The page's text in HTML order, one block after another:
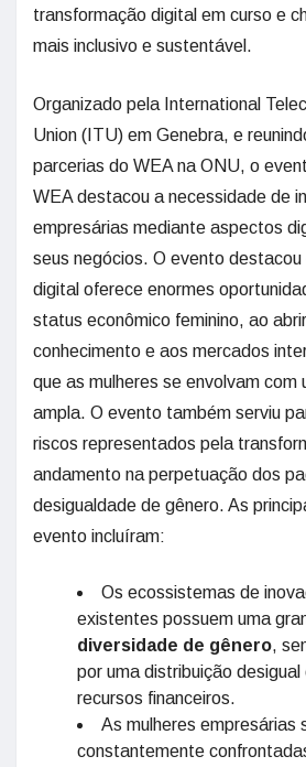
transformação digital em curso e
mais inclusivo e sustentável.
Organizado pela International
Union (ITU) em Genebra, e
parcerias do WEA na ONU, o
WEA destacou a necessidade de
empresárias mediante aspectos
seus negócios. O evento
digital oferece enormes
status econômico feminino, ao
conhecimento e aos mercados
que as mulheres se envolvam com
ampla. O evento também serviu
riscos representados pela
andamento na perpetuação dos
desigualdade de gênero. As
evento incluíram:
Os ecossistemas de
existentes possuem uma
diversidade de gênero,
por uma distribuição
recursos financeiros.
As mulheres empresárias
constantemente